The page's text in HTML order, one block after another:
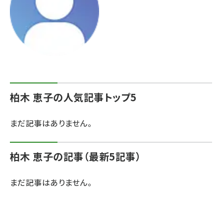
北海道をのんびり旅する晴山佳須夫のヒント集！ (2017)
drupal (1940)
abc123 (1346)
柏木 恵子の人気記事トップ5
まだ記事はありません。
柏木 恵子の記事（最新5記事）
まだ記事はありません。